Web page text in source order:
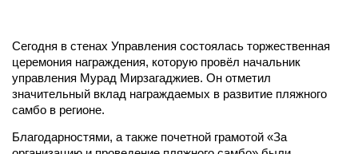
Сегодня в стенах Управления состоялась торжественная
церемония награждения, которую провёл начальник
управления Мурад Мирзагаджиев. Он отметил
значительный вклад награждаемых в развитие пляжного
самбо в регионе.
Благодарностями, а также почетной грамотой «За